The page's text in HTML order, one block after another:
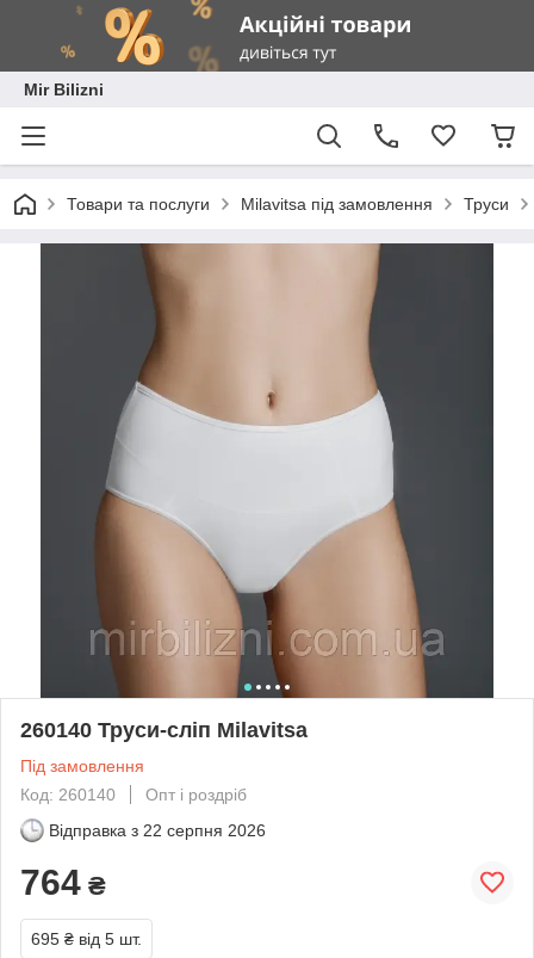
Mir Bilizni
Товари та послуги Milavitsa під замовлення Труси
260140 Труси-сліп Milavitsa
Під замовлення
Код: 260140
Опт і роздріб
Відправка з 22 серпня 2026
764 ₴
695 ₴ від 5 шт.